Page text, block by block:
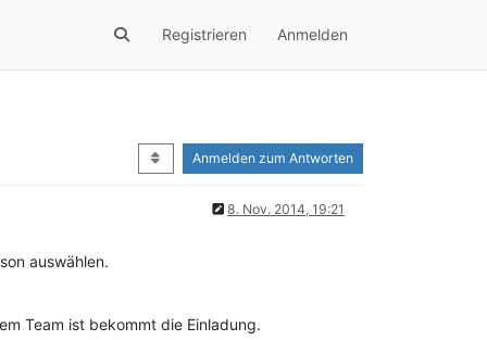
Registrieren Anmelden
Anmelden zum Antworten
8. Nov. 2014, 19:21
auswählen.
Team ist bekommt die Einladung.